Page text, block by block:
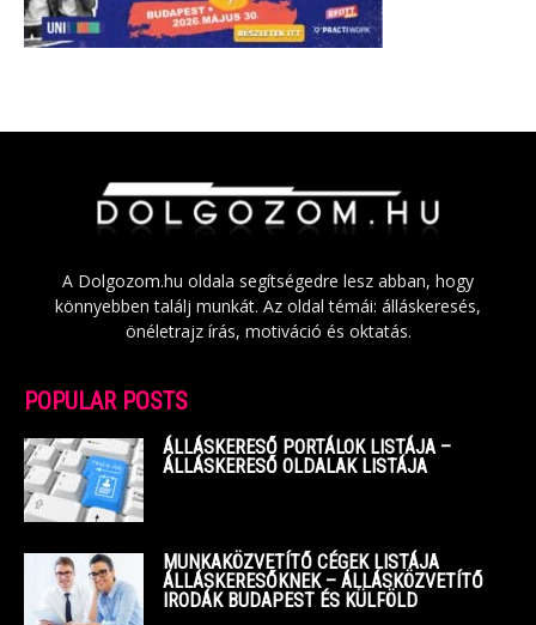
A Dolgozom.hu oldala segítségedre lesz abban, hogy
könnyebben találj munkát. Az oldal témái: álláskeresés,
önéletrajz írás, motiváció és oktatás.
POPULAR POSTS
ÁLLÁSKERESŐ PORTÁLOK LISTÁJA –
ÁLLÁSKERESŐ OLDALAK LISTÁJA
MUNKAKÖZVETÍTŐ CÉGEK LISTÁJA
ÁLLÁSKERESŐKNEK – ÁLLÁSKÖZVETÍTŐ
IRODÁK BUDAPEST ÉS KÜLFÖLD